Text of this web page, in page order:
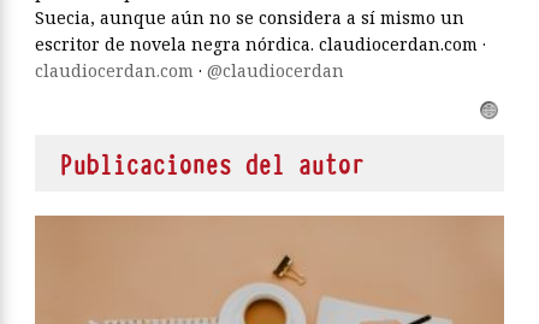
Suecia, aunque aún no se considera a sí mismo un
escritor de novela negra nórdica. claudiocerdan.com ·
claudiocerdan.com · @claudiocerdan
Publicaciones del autor